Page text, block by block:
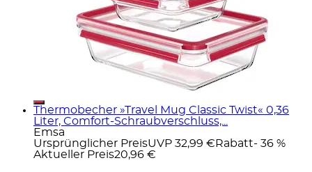
Thermobecher »Travel Mug Classic Twist« 0,36
Liter, Comfort-Schraubverschluss,...
Emsa
Ursprünglicher PreisUVP 32,99 € Rabatt- 36 %
Aktueller Preis20,96 €